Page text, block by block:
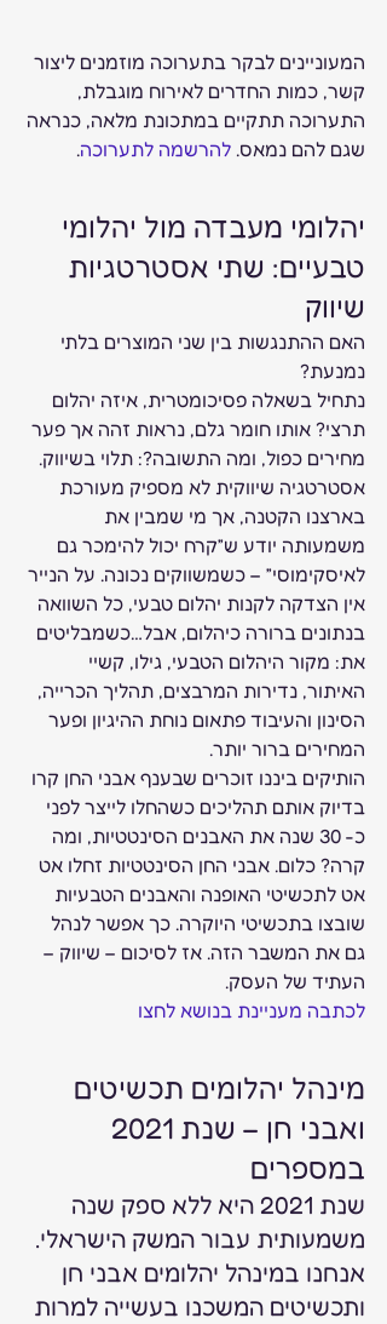
המעוניינים לבקר בתערוכה מוזמנים ליצור
קשר, כמות החדרים לאירוח מוגבלת,
התערוכה תתקיים במתכונת מלאה, כנראה
שגם להם נמאס. להרשמה לתערוכה.
יהלומי מעבדה מול יהלומי
טבעיים: שתי אסטרטגיות
שיווק
האם ההתנגשות בין שני המוצרים בלתי
נמנעת?
נתחיל בשאלה פסיכומטרית, איזה יהלום
תרצי? אותו חומר גלם, נראות זהה אך פער
מחירים כפול, ומה התשובה?: תלוי בשיווק.
אסטרטגיה שיווקית לא מספיק מעורכת
בארצנו הקטנה, אך מי שמבין את
משמעותה יודע ש”קרח יכול להימכר גם
לאיסקימוסי” – כשמשווקים נכונה. על הנייר
אין הצדקה לקנות יהלום טבעי, כל השוואה
בנתונים ברורה כיהלום, אבל…כשמבליטים
את: מקור היהלום הטבעי, גילו, קשיי
האיתור, נדירות המרבצים, תהליך הכרייה,
הסינון והעיבוד פתאום נוחת ההיגיון ופער
המחירים ברור יותר.
הותיקים ביננו זוכרים שבענף אבני החן קרו
בדיוק אותם תהליכים כשהחלו לייצר לפני
כ- 30 שנה את האבנים הסינטטיות, ומה
קרה? כלום. אבני החן הסינטטיות זחלו אט
אט לתכשיטי האופנה והאבנים הטבעיות
שובצו בתכשיטי היוקרה. כך אפשר לנהל
גם את המשבר הזה. אז לסיכום – שיווק –
העתיד של העסק.
לכתבה מעניינת בנושא לחצו
מינהל יהלומים תכשיטים
במספרים
שנת 2021 היא ללא ספק שנה
משמעותית עבור המשק הישראלי.
אנחנו במינהל יהלומים אבני חן
ותכשיטים המשכנו בעשייה למרות